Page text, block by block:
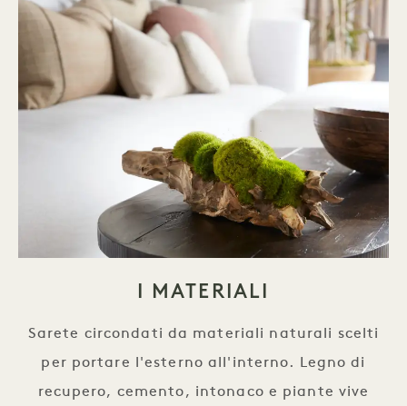
I MATERIALI
Sarete circondati da materiali naturali scelti
per portare l'esterno all'interno. Legno di
recupero, cemento, intonaco e piante vive